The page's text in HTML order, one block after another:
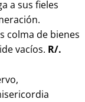
a sus fieles
colma de bienes
vacíos. R/.